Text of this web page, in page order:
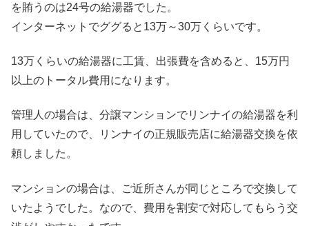
を賄うのは24号の給湯器でした。
インターネットでググると13万～30万くらいです。
13万くらいの給湯器に工賃、出張費を含めると、15万円
以上のトータル費用になります。
管理人の場合は、分譲マンションでリンナイの給湯器を利
用していたので、リンナイの正規販売店に給湯器交換を依
頼しました。
マンションの場合は、ご近所さんが同じところで交換して
いたようでした。なので、費用を割安で対応してもらう交